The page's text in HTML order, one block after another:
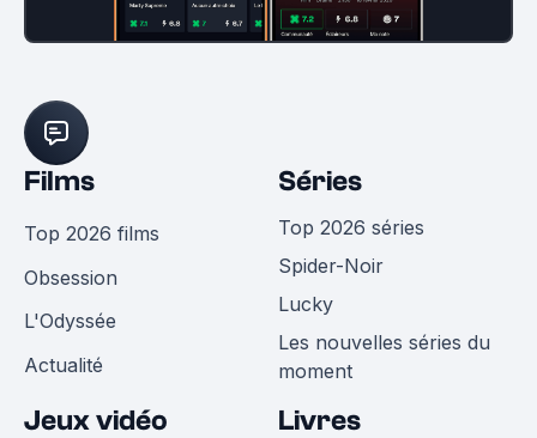
Films
Top 2026 films
Obsession
L'Odyssée
Actualité
Séries
Top 2026 séries
Spider-Noir
Lucky
Les nouvelles séries du
moment
Jeux vidéo Livres